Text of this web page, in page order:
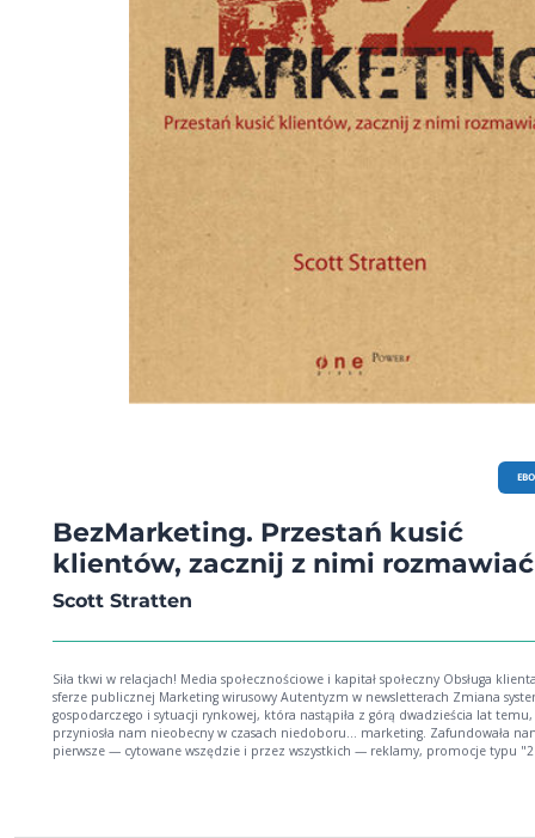
BezMarketing. Przestań kusić
klientów, zacznij z nimi
Scott Stratten
Siła tkwi w relacjach! Media społecznościowe i kapitał społeczny Obsługa
sferze publicznej Marketing wirusowy Autentyzm w newsletterach Zmiana systemu
gospodarczego i sytuacji rynkowej, która nastąpiła z górą dwadzieścia lat temu,
przyniosła nam nieobecny w czasach niedoboru… marketing. Zafundowała
pierwsze — cytowane wszędzie i przez wszystkich — reklamy, promocje typu